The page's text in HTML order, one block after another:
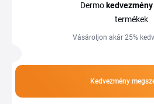
Dermo kedvezmény
termékek
Vásároljon akár 25%
Kedvezmény